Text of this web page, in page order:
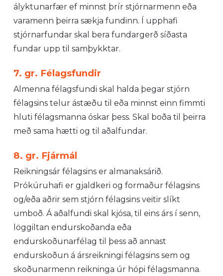
ályktunarfær ef minnst þrír stjórnarmenn eða
varamenn þeirra sækja fundinn. Í upphafi
stjórnarfundar skal bera fundargerð síðasta
fundar upp til samþykktar.
7. gr. Félagsfundir
Almenna félagsfundi skal halda þegar stjórn
félagsins telur ástæðu til eða minnst einn fimmti
hluti félagsmanna óskar þess. Skal boða til þeirra
með sama hætti og til aðalfundar.
8. gr. Fjármál
Reikningsár félagsins er almanaksárið.
Prókúruhafi er gjaldkeri og formaður félagsins
og/eða aðrir sem stjórn félagsins veitir slíkt
umboð. Á aðalfundi skal kjósa, til eins árs í senn,
löggiltan endurskoðanda eða
endurskoðunarfélag til þess að annast
endurskoðun á ársreikningi félagsins sem og
skoðunarmenn reikninga úr hópi félagsmanna.